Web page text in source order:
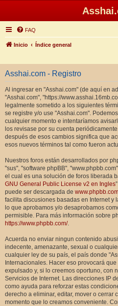
FAQ
Inicio Índice general
Asshai.com - Registro
Al ingresar en "Asshai.com" (de aquí en
"Asshai.com", "https://
legalmente sometido a los siguientes
se registre y/o use "Asshai.com".
cualquier momento e intentaríamos
los revisase por su cuenta
después de esos cambios significa que
esos nuevos términos tal como fueron
Nuestros foros están desarrollados por
"sus", "software phpBB",
el cual es una solución de foros liberada
GNU General Public License v2 en Ingles
puede ser descargada de
facilita discusiones basadas en Internet y
lo que aprobamos y/o desaprobamos
permisible. Para más información sobre
https://www.phpbb.com/.
Acuerda no enviar ningun contenido
indecente, amenazante, sexual o
cualquier ley de su país, el país donde
Internacionales. Hacer eso provocará
expulsado y, si lo creemos oportuno, con
Servicios de Internet. Las direcciones IP
como ayuda para reforzar estas
derecho a eliminar, editar, mover o cerrar
momento que lo creamos conveniente.